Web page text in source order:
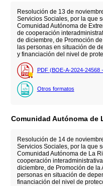
Resolución de 13 de
Servicios Sociales, por la que
Comunidad Autónoma de
de cooperación
de diciembre, de Promoción
las personas en situación de
y financiación del nivel de
PDF (BOE-A-2024-24568
Otros formatos
Comunidad Autónoma de
Resolución de 14 de
Servicios Sociales, por la que
Comunidad Autónoma de La
cooperación
diciembre, de Promoción de la
personas en situación de
financiación del nivel de